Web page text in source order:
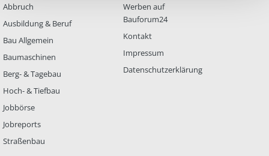
Abbruch
Ausbildung & Beruf
Bau Allgemein
Baumaschinen
Berg- & Tagebau
Hoch- & Tiefbau
Jobbörse
Jobreports
Straßenbau
Werben auf
Bauforum24
Kontakt
Impressum
Datenschutzerklärung